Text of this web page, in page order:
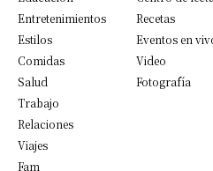
Entretenimientos
Estilos
Comidas
Salud
Trabajo
Relaciones
Viajes
Fam
Recetas
Eventos en
Video
Fotografía